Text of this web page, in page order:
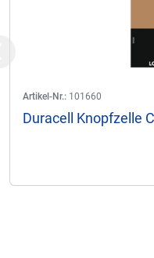
Artikel-Nr.: 101660
Duracell Knopfzelle